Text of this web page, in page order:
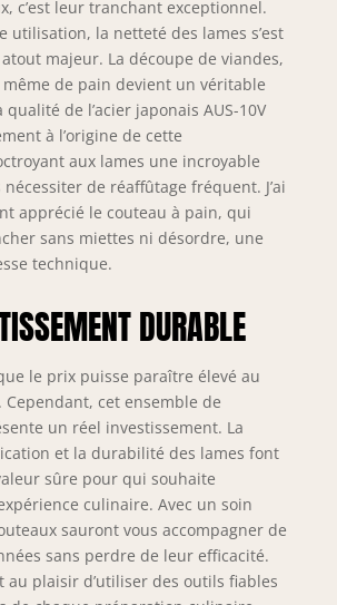
Series X 3,75"
Paring Knife. Le
scalpel
impitoyablement
aiguisé comme le
bord est fini à la
main sur un poli
miroir à 8-12° par
côté en utilisant la
méthode
traditionnelle
étapes. Refroidi à
l'azote pour
harnais, la
flexibilité et la
résistance à la
corrosion. La
puissance
Dalstrong: Une
acier japonais
spécial super ultra
aiguisé AUS-10V
c’est leur tranchant exceptionnel.
utilisation, la netteté des lames s’est
majeur. La découpe de viandes,
de pain devient un véritable
qualité de l’acier japonais AUS-10V
à l’origine de cette
aux lames une incroyable
de réaffûtage fréquent. J’ai
apprécié le couteau à pain, qui
sans miettes ni désordre, une
technique.
DURABLE
le prix puisse paraître élevé au
cet ensemble de
un réel investissement. La
et la durabilité des lames font
sûre pour qui souhaite
culinaire. Avec un soin
sauront vous accompagner de
sans perdre de leur efficacité.
au plaisir d’utiliser des outils fiables